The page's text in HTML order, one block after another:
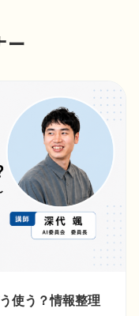
ー
使う？情報整理